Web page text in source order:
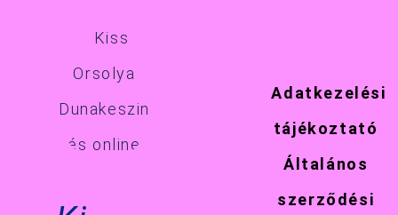
Adatkezelési
tájékoztató
Általános
szerződési